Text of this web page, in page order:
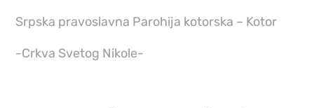
Srpska pravoslavna Parohija kotorska – Kotor
-Crkva Svetog Nikole-